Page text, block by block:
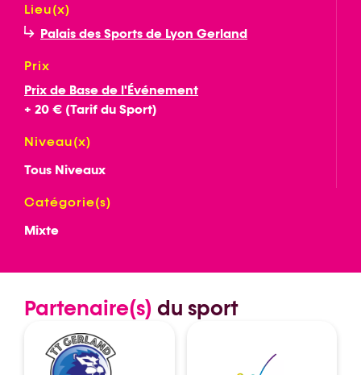
Lieu(x)
Palais des Sports de Lyon Gerland
Prix
Prix de Base de l'Événement
+ 20 € (Tarif du Sport)
Niveau(x)
Tous Niveaux
Catégorie(s)
Mixte
Partenaire(s) du sport